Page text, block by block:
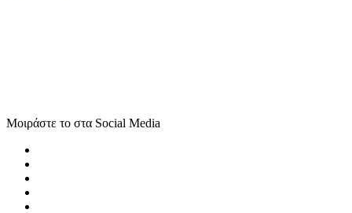
Μοιράστε το στα Social Media